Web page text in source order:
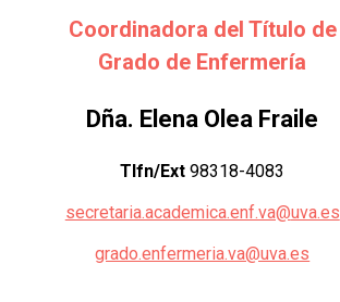
Coordinadora del Título de
Grado de Enfermería
Dña. Elena Olea Fraile
Tlfn/Ext 98318-4083
secretaria.academica.enf.va@uva.es
grado.enfermeria.va@uva.es